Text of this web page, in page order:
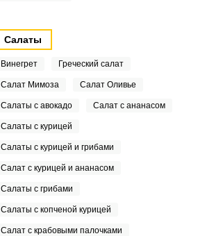
Салаты
Винегрет Греческий салат
Салат Мимоза Салат Оливье
Салаты с авокадо Салат с ананасом
Салаты с курицей
Салаты с курицей и грибами
Салат с курицей и ананасом
Салаты с грибами
Салаты с копченой курицей
Салат с крабовыми палочками